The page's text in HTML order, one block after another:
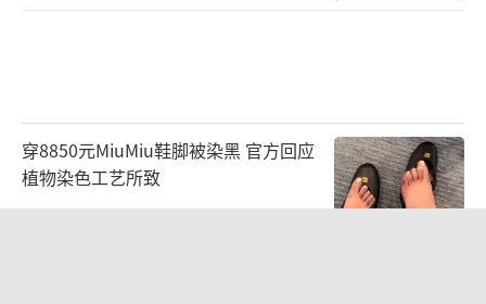
穿8850元MiuMiu鞋脚被染黑 官方回应
植物染色工艺所致
2026-08-09 18:21:36